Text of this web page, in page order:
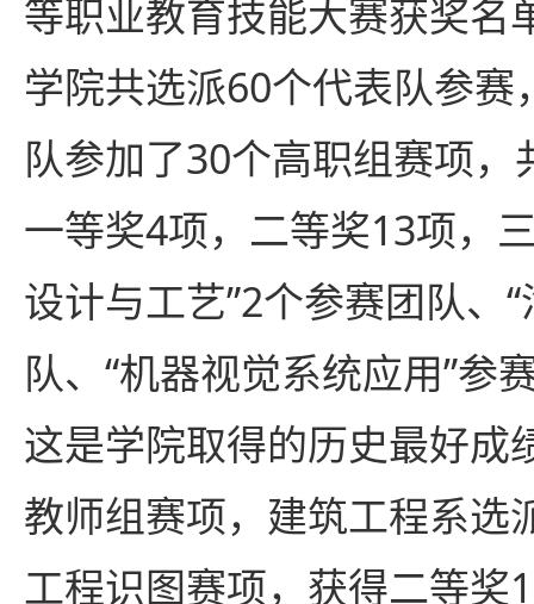
等职业教育技能大赛获奖名
学院共选派60个代表队参赛
队参加了30个高职组赛项
一等奖4项，二等奖13项，
设计与工艺”2个参赛团队、
队、“机器视觉系统应用”参
这是学院取得的历史最好成
教师组赛项，建筑工程系选
工程识图赛项，获得二等奖